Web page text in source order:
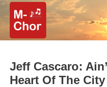
Zum
Inhalt
Jeff Cascaro:
Heart Of The City